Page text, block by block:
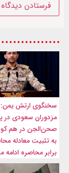
سخنگوی ارتش
مزدوران سعودی در
صحن‌الجن در هم
به تثبیت معادله
برابر محاصره